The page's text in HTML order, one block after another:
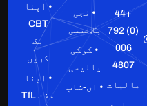
+44
(0) 792
006
4807
مالیات
• نجی
پالیسی
• کوکی
پالیسی
• ای-شاپ
• اپنا
CBT
بک
کریں
• اپنا
مفت TfL